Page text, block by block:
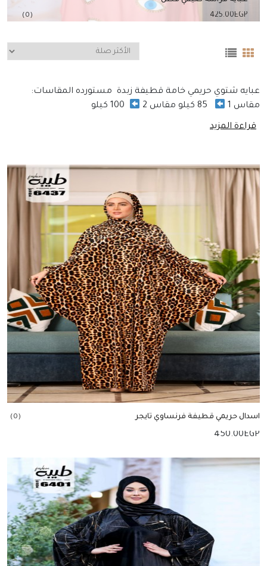
425.00EGP
(0)
عبايه شتوي حريمي خامة قطيفة زبدة مستورده المقاسات:
مقاس 1
قراءة المزيد
اسدال حريمي قطيفة فرنساوي تايجر (0)
450.00EGP